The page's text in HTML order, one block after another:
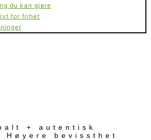
du kan gjøre
for frihet
+ autentisk
Høyere bevissthet